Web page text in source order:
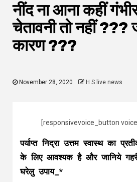
नींद ना आना कहीं गंभीर
चेतावनी तो नहीं ???
कारण ???
November 28, 2020 H S live news
[responsivevoice_button
पर्याप्त निद्रा उत्तम स्वास्थ का
के लिए आवश्यक है और जानिये
घरेलु उपाय_*